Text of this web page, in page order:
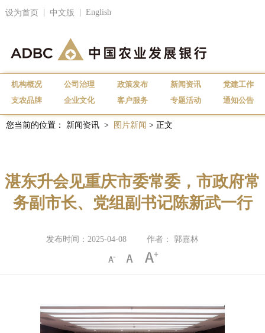
设为首页 中文版 English
机构概况 公司治理 政策发布 新闻资讯
党建工作
支农品牌
企业文化 客户服务 专题活动 通知公告
您当前的位置： 新闻资讯 > 图片新闻 > 正文
湛东升会见重庆市委常委，市政府常
务副市长、党组副书记陈新武一行
发布时间：2025-04-08 作者： 郭嘉林